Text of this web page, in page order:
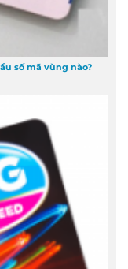
số mã vùng nào?